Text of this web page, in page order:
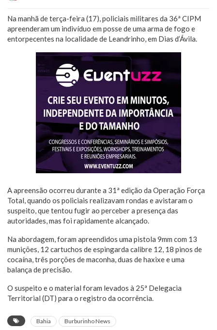
Na manhã de terça-feira (17), policiais militares da 36ª CIPM
apreenderam um indivíduo em posse de uma arma de fogo e
entorpecentes na localidade de Leandrinho, em Dias d’Ávila.
A apreensão ocorreu durante a 31ª edição da Operação Força
Total, quando os policiais realizavam rondas e avistaram o
suspeito, que tentou fugir ao perceber a presença das
autoridades, mas foi rapidamente alcançado.
Na abordagem, foram apreendidos uma pistola 9mm com 13
munições, 12 cartuchos de espingarda calibre 12, 18 pinos de
cocaína, três porções de maconha, duas de haxixe e uma
balança de precisão.
O suspeito e o material foram levados à 25ª Delegacia
Territorial (DT) para o registro da ocorrência.
Bahia Burburinho News